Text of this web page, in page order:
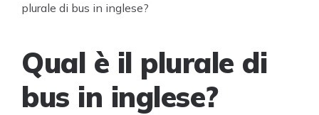
plurale di bus in inglese?
Qual è il plurale di
bus in inglese?